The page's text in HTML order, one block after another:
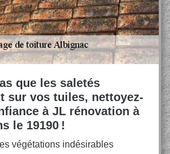
que les saletés
sur vos tuiles, nettoyez-
à JL rénovation à
le 19190 !
végétations indésirables